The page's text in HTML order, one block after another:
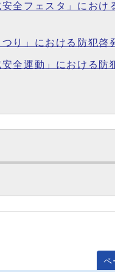
全フェスタ」におけ
り」における防犯啓
全運動」における防
ペ